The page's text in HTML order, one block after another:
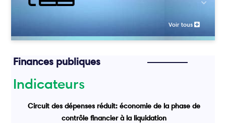
Voir tous
Finances publiques
Indicateurs
Circuit des dépenses réduit: économie de la phase de
contrôle financier à la liquidation